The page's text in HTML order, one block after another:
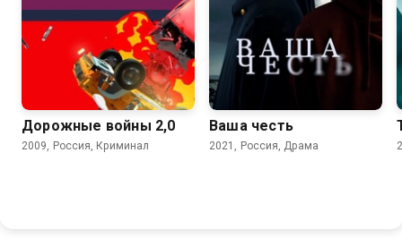
Дорожные войны 2,0
2009, Россия, Криминал
8.2 7.2
Ваша честь
2021, Россия, Драма